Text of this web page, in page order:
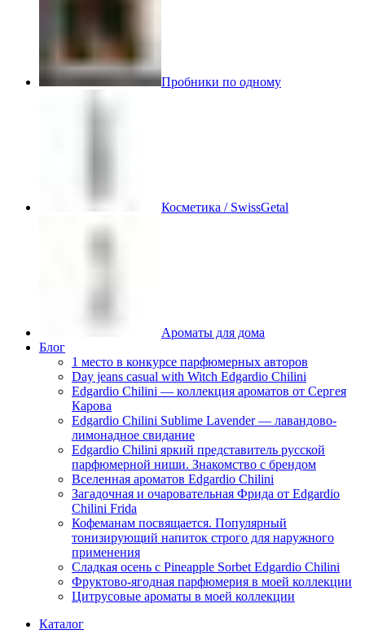
Пробники по одному
Косметика / SwissGetal
Ароматы для дома
Блог
1 место в конкурсе парфюмерных авторов
Day jeans casual with Witch Edgardio Chilini
Edgardio Chilini — коллекция ароматов от Сергея
Карова
Edgardio Chilini Sublime Lavender — лавандово-
лимонадное свидание
Edgardio Chilini яркий представитель русской
парфюмерной ниши. Знакомство с брендом
Вселенная ароматов Edgardio Chilini
Загадочная и очаровательная Фрида от Edgardio
Chilini Frida
Кофеманам посвящается. Популярный
тонизирующий напиток строго для наружного
применения
Сладкая осень с Pineapple Sorbet Edgardio Chilini
Фруктово-ягодная парфюмерия в моей коллекции
​Цитрусовые ароматы в моей коллекции
Каталог